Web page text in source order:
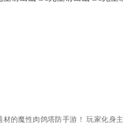
材的魔性肉鸽塔防手游！ 玩家化身主